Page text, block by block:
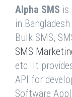
Alpha SMS is
in
Bulk SMS,
SMS
etc. It
API for
Software